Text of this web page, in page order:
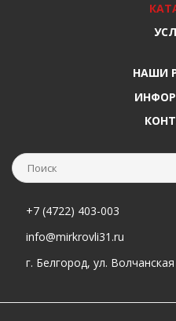
НАШИ
+7 (4722) 403-003
info@mirkrovli31.ru
г. Белгород, ул.